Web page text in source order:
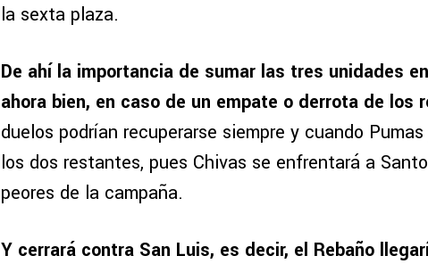
la sexta plaza.
De ahí la importancia de sumar las tres unidades
ahora bien, en caso de un empate o derrota de los
duelos podrían recuperarse siempre y cuando
los dos restantes, pues Chivas se enfrentará a
peores de la campaña.
Y cerrará contra San Luis, es decir, el Rebaño